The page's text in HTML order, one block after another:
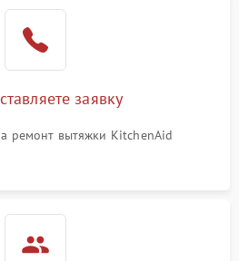
заявку
ремонт вытяжки KitchenAid